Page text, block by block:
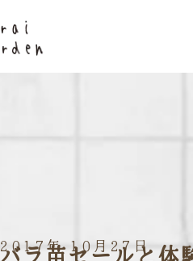
2017年 10月27日
バラ苗セールと体